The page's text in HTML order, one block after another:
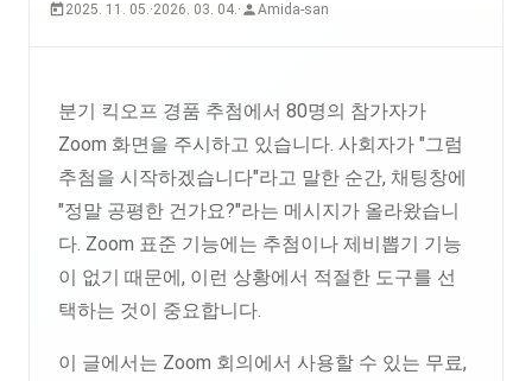
2025. 11. 05.·2026. 03. 04.· Amida-san
분기 킥오프 경품 추첨에서 80명의 참가자가
Zoom 화면을 주시하고 있습니다. 사회자가 "그럼
추첨을 시작하겠습니다"라고 말한 순간, 채팅창에
"정말 공평한 건가요?"라는 메시지가 올라왔습니
다. Zoom 표준 기능에는 추첨이나 제비뽑기 기능
이 없기 때문에, 이런 상황에서 적절한 도구를 선
택하는 것이 중요합니다.
이 글에서는 Zoom 회의에서 사용할 수 있는 무료,